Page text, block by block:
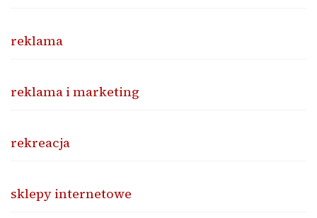
reklama
reklama i marketing
rekreacja
sklepy internetowe